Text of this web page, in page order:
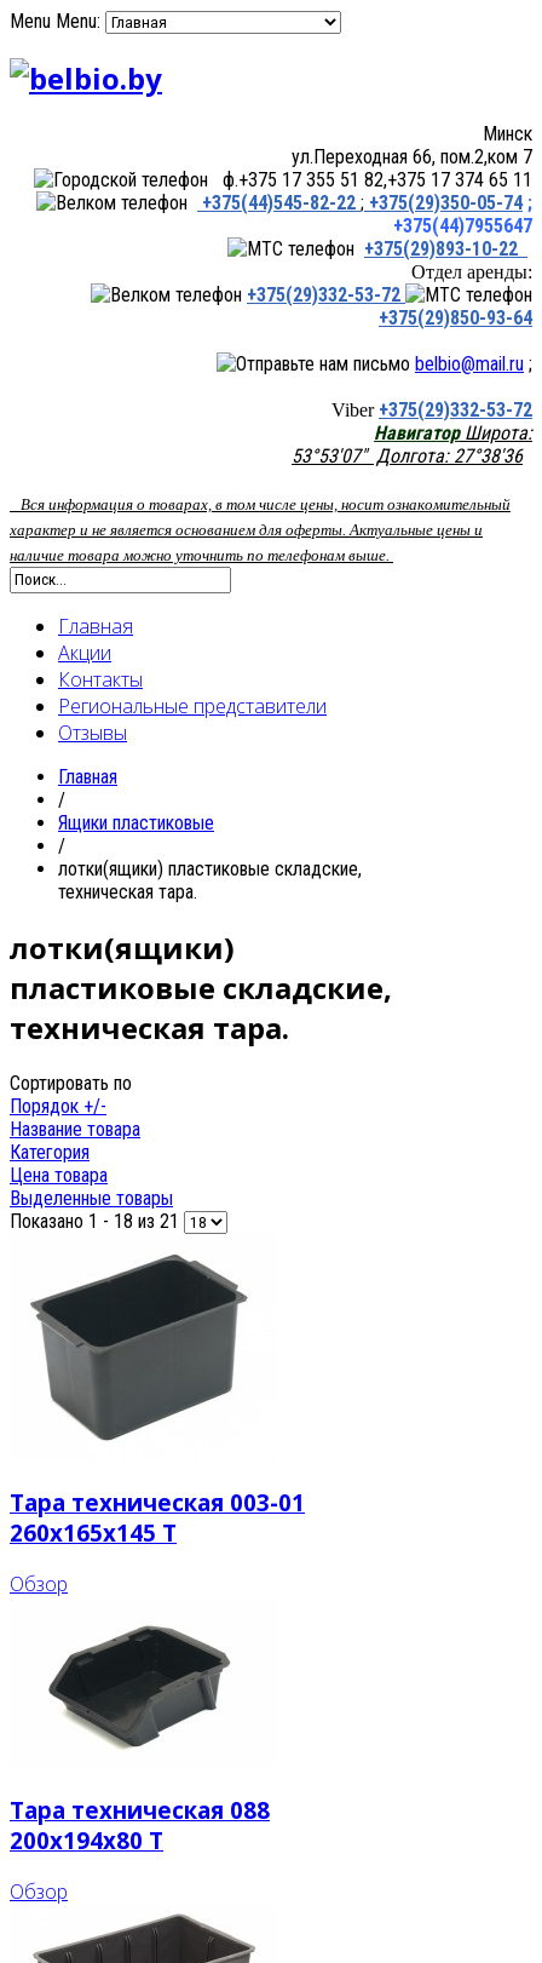
Menu Menu:
Минск
ул.Переходная 66, пом.2,ком 7
ф.+375 17 355 51 82,+375 17 374 65 11
+375(44)545-82-22 ; +375(29)350-05-74 ;
+375(44)7955647
+375(29)893-10-22
Отдел аренды:
+375(29)332-53-72
+375(29)850-93-64
belbio@mail.ru ;
Viber +375(29)332-53-72
НавигаторШирота:
53°53'07" Долгота: 27°38'36
Вся информация о товарах, в том числе цены, носит ознакомительный
характер и не является основанием для оферты. Актуальные цены и
наличие товара можно уточнить по телефонам выше.
Главная
Акции
Контакты
Региональные представители
Отзывы
Главная
/
Ящики пластиковые
/
лотки(ящики) пластиковые складские,
техническая тара.
лотки(ящики)
пластиковые складские,
техническая тара.
Сортировать по
Порядок +/-
Название товара
Категория
Цена товара
Выделенные товары
Показано 1 - 18 из 21
Тара техническая 003-01
260x165x145 T
Обзор
Тара техническая 088
200x194x80 T
Обзор